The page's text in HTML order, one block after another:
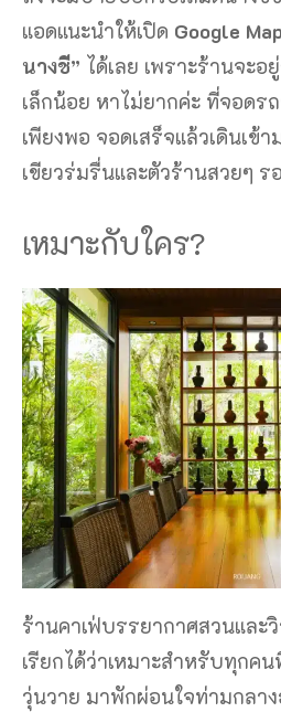
แอดแนะนำให้เปิด Google
นางชี” ได้เลย เพราะร้านจะ
เล็กน้อย หาไม่ยากค่ะ ที่จอดร
เพียงพอ จอดเสร็จแล้วเดินเข้
เขียวร่มรื่นและตัวร้านสวยๆ ร
เหมาะกับใคร?
ร้านคาเฟ่บรรยากาศสวนและ
เรียกได้ว่าเหมาะสำหรับทุกค
วุ่นวาย มาพักผ่อนใจท่ามกลา